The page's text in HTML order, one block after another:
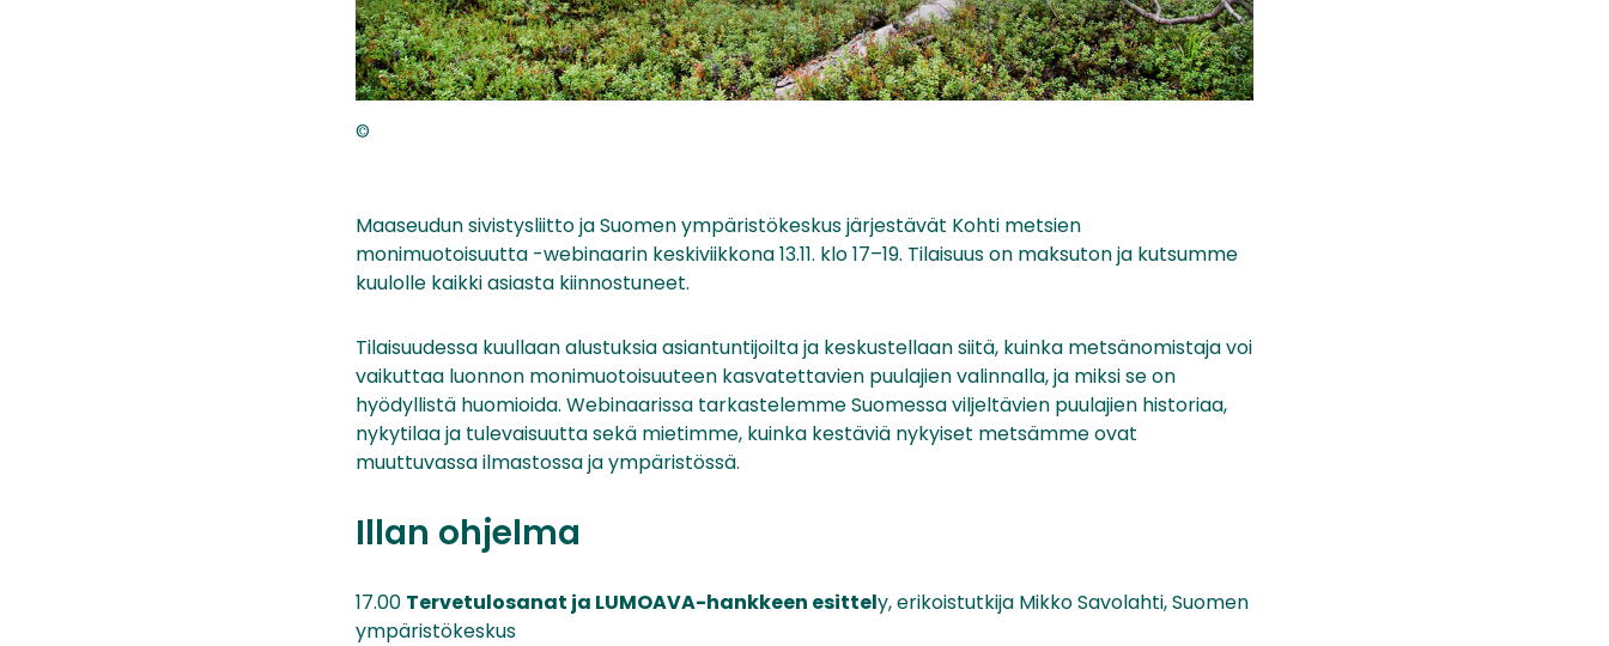
©
Maaseudun sivistysliitto ja Suomen ympäristökeskus järjestävät Kohti metsien
monimuotoisuutta -webinaarin keskiviikkona 13.11. klo 17–19. Tilaisuus on maksuton ja kutsumme
kuulolle kaikki asiasta kiinnostuneet.
Tilaisuudessa kuullaan alustuksia asiantuntijoilta ja keskustellaan siitä, kuinka metsänomistaja voi
vaikuttaa luonnon monimuotoisuuteen kasvatettavien puulajien valinnalla, ja miksi se on
hyödyllistä huomioida. Webinaarissa tarkastelemme Suomessa viljeltävien puulajien historiaa,
nykytilaa ja tulevaisuutta sekä mietimme, kuinka kestäviä nykyiset metsämme ovat
muuttuvassa ilmastossa ja ympäristössä.
Illan ohjelma
17.00 Tervetulosanat ja LUMOAVA-hankkeen esittely, erikoistutkija Mikko Savolahti, Suomen
ympäristökeskus